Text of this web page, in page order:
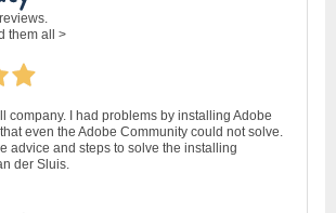
them all >
company. I had problems by installing Adobe
even the Adobe Community could not solve.
advice and steps to solve the installing
der Sluis.